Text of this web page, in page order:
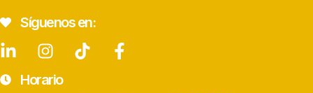
Síguenos en:
Horario